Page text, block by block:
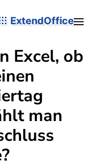
ExtendOffice
Excel, ob
man